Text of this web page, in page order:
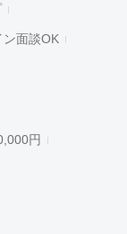
ン面談OK
円